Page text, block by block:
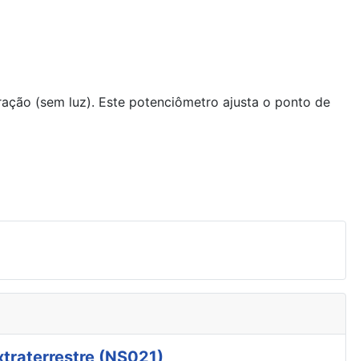
(sem luz). Este potenciômetro ajusta o ponto de
(NS021)